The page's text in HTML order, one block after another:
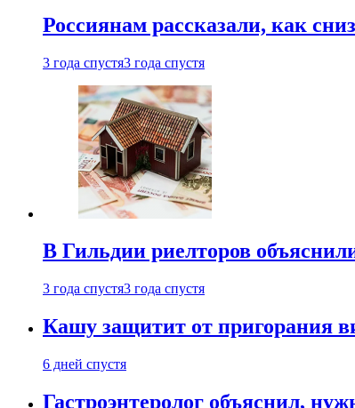
Россиянам рассказали, как
3 года спустя3 года спустя
В Гильдии риелторов
3 года спустя3 года спустя
Кашу защитит от пригорания
6 дней спустя
Гастроэнтеролог объяснил,